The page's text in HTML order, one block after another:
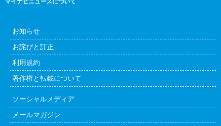
マイナビニュースについて
お知らせ
お詫びと訂正
利用規約
著作権と転載について
ソーシャルメディア
メールマガジン